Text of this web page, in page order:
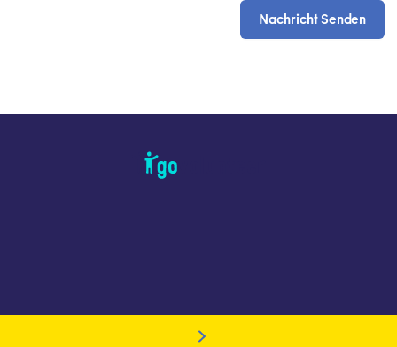
Nachricht Senden